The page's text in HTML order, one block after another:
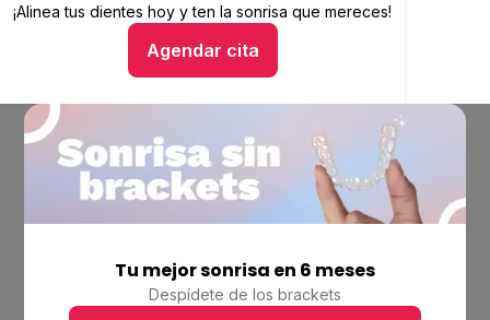
¡Alinea tus dientes hoy yten la sonrisa que mereces!
Agendar cita
Alinea tus dientes hoy y ten la sonrisa que mereces
Hablar con un asesor
Tu mejor sonrisa en 6 meses
Despídete de los brackets